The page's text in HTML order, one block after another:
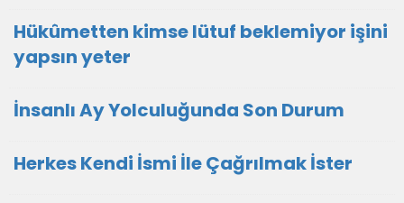
Hükûmetten kimse lütuf beklemiyor işini
yapsın yeter
İnsanlı Ay Yolculuğunda Son Durum
Herkes Kendi İsmi İle Çağrılmak İster